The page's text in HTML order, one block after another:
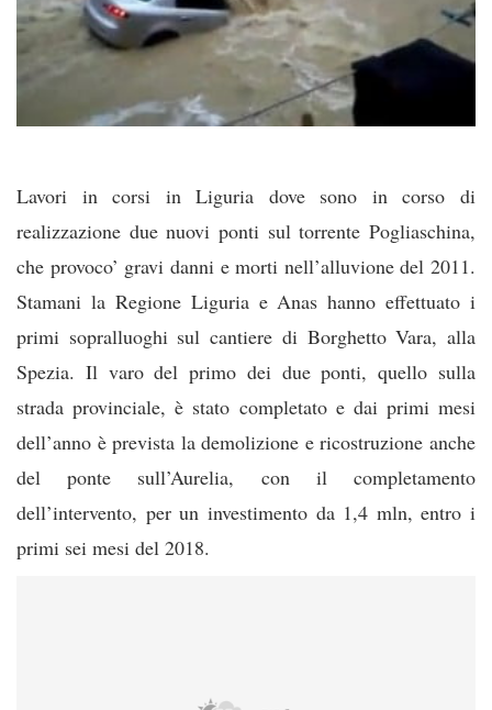
Lavori in corsi in Liguria dove sono in corso di
realizzazione due nuovi ponti sul torrente Pogliaschina,
che provoco’ gravi danni e morti nell’alluvione del 2011.
Stamani la Regione Liguria e Anas hanno effettuato i
primi sopralluoghi sul cantiere di Borghetto Vara, alla
Spezia. Il varo del primo dei due ponti, quello sulla
strada provinciale, è stato completato e dai primi mesi
dell’anno è prevista la demolizione e ricostruzione anche
del ponte sull’Aurelia, con il completamento
dell’intervento, per un investimento da 1,4 mln, entro i
primi sei mesi del 2018.